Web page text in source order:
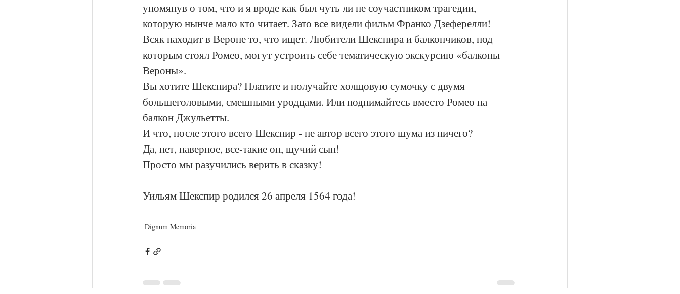
упомянув о том, что и я вроде как был чуть ли не соучастником трагедии,
которую нынче мало кто читает. Зато все видели фильм Франко Дзеферелли!
Всяк находит в Вероне то, что ищет. Любители Шекспира и балкончиков, под
которым стоял Ромео, могут устроить себе тематическую экскурсию «балконы
Вероны».
Вы хотите Шекспира? Платите и получайте холщовую сумочку с двумя
большеголовыми, смешными уродцами. Или поднимайтесь вместо Ромео на
балкон Джульетты.
И что, после этого всего Шекспир - не автор всего этого шума из ничего?
Да, нет, наверное, все-такие он, щучий сын!
Просто мы разучились верить в сказку!
Уильям Шекспир родился 26 апреля 1564 года!
Dignum Memoria